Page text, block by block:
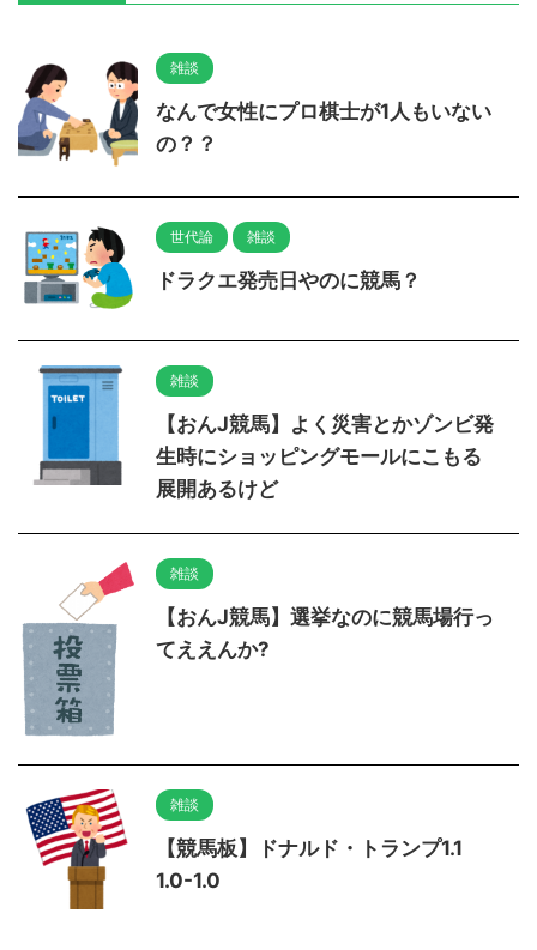
雑談
なんで女性にプロ棋士が1人もいない
の？？
世代論 雑談
ドラクエ発売日やのに競馬？
雑談
【おんJ競馬】よく災害とかゾンビ発
生時にショッピングモールにこもる
展開あるけど
雑談
【おんJ競馬】選挙なのに競馬場行っ
てええんか?
雑談
【競馬板】ドナルド・トランプ1.1
1.0-1.0